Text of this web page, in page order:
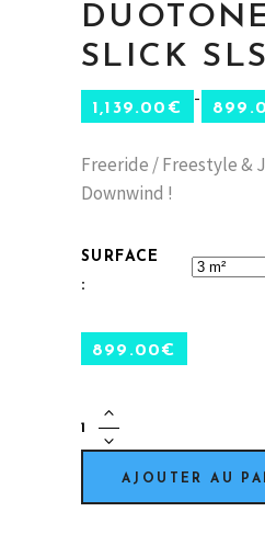
SLICK SLS
–
1,139.00 €
Freeride / Freestyle &
Downwind !
SURFACE
899.00€
DUOTONE
-
SLS
AJOUTER AU